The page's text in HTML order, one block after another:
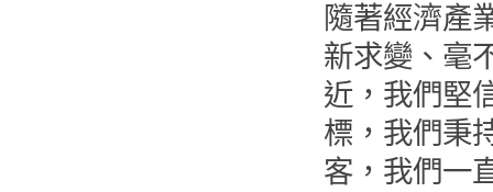
隨著經濟產
新求變、毫
近，我們堅
標，我們秉
客，我們一